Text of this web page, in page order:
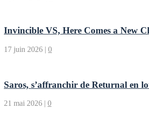
Invincible VS, Here Comes a New
17 juin 2026 | 0
Saros, s’affranchir de Returnal en
21 mai 2026 | 0